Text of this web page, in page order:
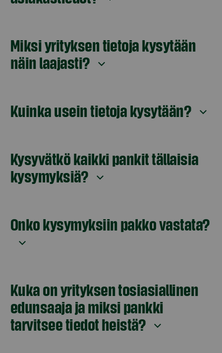
Miksi yrityksen tietoja kysytään
näin laajasti?
Kuinka usein tietoja kysytään?
Kysyvätkö kaikki pankit tällaisia
kysymyksiä?
Onko kysymyksiin pakko vastata?
Kuka on yrityksen tosiasiallinen
edunsaaja ja miksi pankki
tarvitsee tiedot heistä?